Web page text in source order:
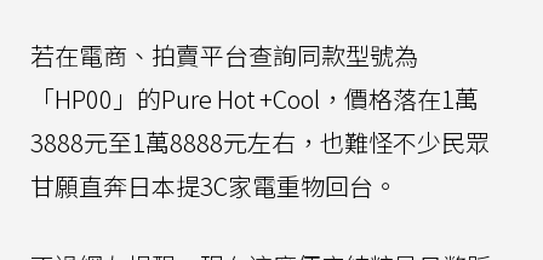
若在電商、拍賣平台查詢同款型號為
「HP00」的Pure Hot +Cool，價格落在1萬
3888元至1萬8888元左右，也難怪不少民眾
甘願直奔日本提3C家電重物回台。